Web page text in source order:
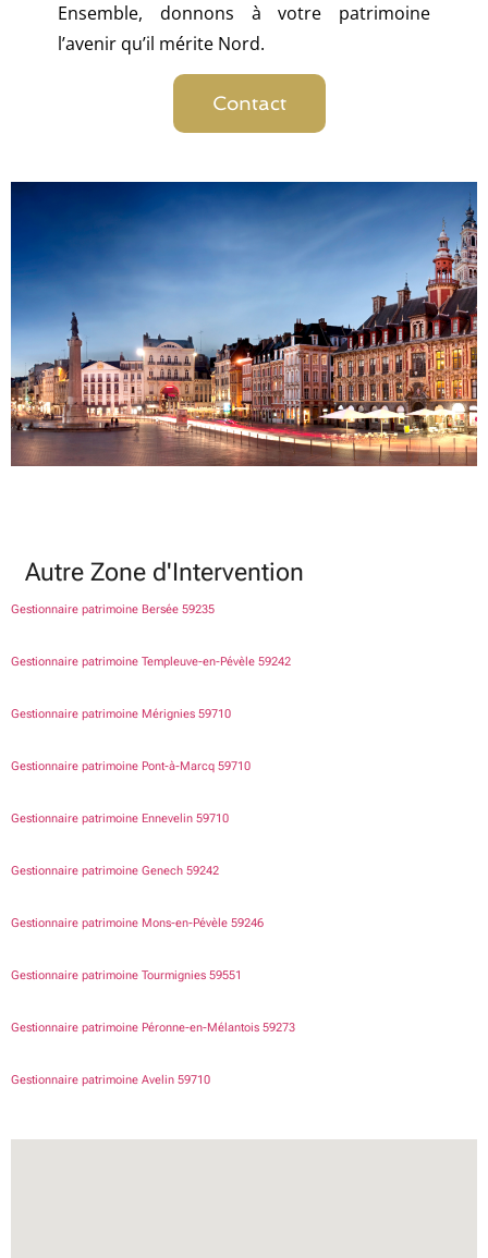
Ensemble, donnons à votre patrimoine
l’avenir qu’il mérite Nord.
Contact
Autre Zone d'Intervention
Gestionnaire patrimoine Bersée 59235
Gestionnaire patrimoine Templeuve-en-Pévèle 59242
Gestionnaire patrimoine Mérignies 59710
Gestionnaire patrimoine Pont-à-Marcq 59710
Gestionnaire patrimoine Ennevelin 59710
Gestionnaire patrimoine Genech 59242
Gestionnaire patrimoine Mons-en-Pévèle 59246
Gestionnaire patrimoine Tourmignies 59551
Gestionnaire patrimoine Péronne-en-Mélantois 59273
Gestionnaire patrimoine Avelin 59710